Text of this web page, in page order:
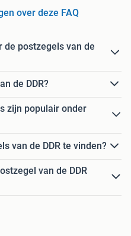
over deze FAQ
de postzegels van de
de DDR?
zijn populair onder
van de DDR te vinden?
van de DDR